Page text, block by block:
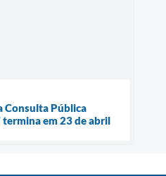
Consulta Pública
em 23 de abril